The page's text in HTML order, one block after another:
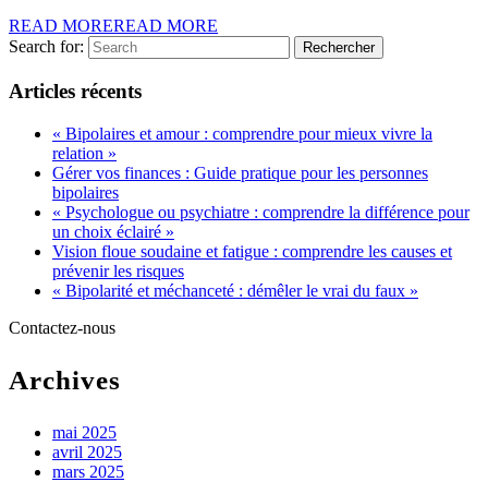
READ MOREREAD MORE
Search for:
Articles récents
« Bipolaires et amour : comprendre pour mieux vivre la
relation »
Gérer vos finances : Guide pratique pour les personnes
bipolaires
« Psychologue ou psychiatre : comprendre la différence pour
un choix éclairé »
Vision floue soudaine et fatigue : comprendre les causes et
prévenir les risques
« Bipolarité et méchanceté : démêler le vrai du faux »
Contactez-nous
Archives
mai 2025
avril 2025
mars 2025